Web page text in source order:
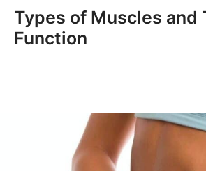
Types of Muscles and
Function